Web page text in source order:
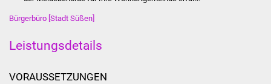
Bürgerbüro [Stadt Süßen]
Leistungsdetails
VORAUSSETZUNGEN